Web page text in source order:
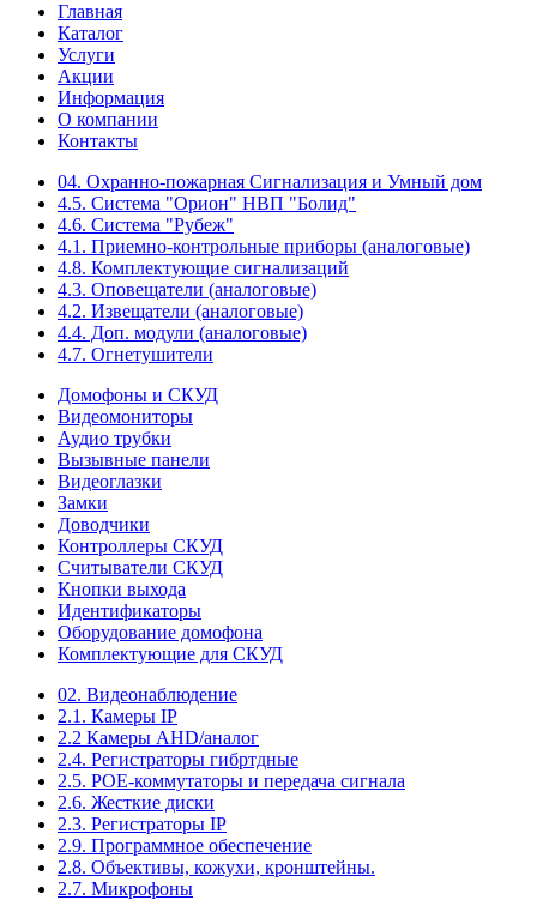
Главная
Каталог
Услуги
Акции
Информация
О компании
Контакты
04. Охранно-пожарная Сигнализация и Умный дом
4.5. Система "Орион" НВП "Болид"
4.6. Система "Рубеж"
4.1. Приемно-контрольные приборы (аналоговые)
4.8. Комплектующие сигнализаций
4.3. Оповещатели (аналоговые)
4.2. Извещатели (аналоговые)
4.4. Доп. модули (аналоговые)
4.7. Огнетушители
Домофоны и СКУД
Видеомониторы
Аудио трубки
Вызывные панели
Видеоглазки
Замки
Доводчики
Контроллеры СКУД
Считыватели СКУД
Кнопки выхода
Идентификаторы
Оборудование домофона
Комплектующие для СКУД
02. Видеонаблюдение
2.1. Камеры IP
2.2 Камеры AHD/аналог
2.4. Регистраторы гибртдные
2.5. РОЕ-коммутаторы и передача сигнала
2.6. Жесткие диски
2.3. Регистраторы IP
2.9. Программное обеспечение
2.8. Объективы, кожухи, кронштейны.
2.7. Микрофоны